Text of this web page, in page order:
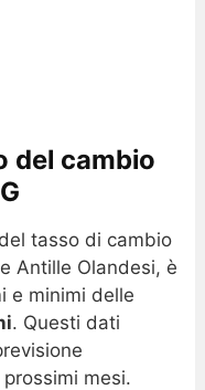
del cambio
tasso di cambio
Antille Olandesi, è
e minimi delle
. Questi dati
mesi.